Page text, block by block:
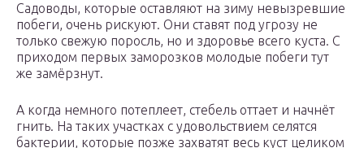
Садоводы, которые оставляют на зиму невызревшие
побеги, очень рискуют. Они ставят под угрозу не
только свежую поросль, но и здоровье всего куста. С
приходом первых заморозков молодые побеги тут
же замёрзнут.
А когда немного потеплеет, стебель оттает и начнёт
гнить. На таких участках с удовольствием селятся
бактерии, которые позже захватят весь куст целиком